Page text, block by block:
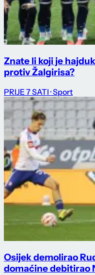
Znate li koji je
protiv Žalgirisa?
PRIJE 7 SATI · Sport
Osijek demolirao
domaćine debitirao